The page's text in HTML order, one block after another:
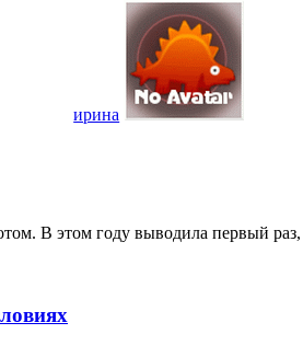
ирина
В этом году выводила первый